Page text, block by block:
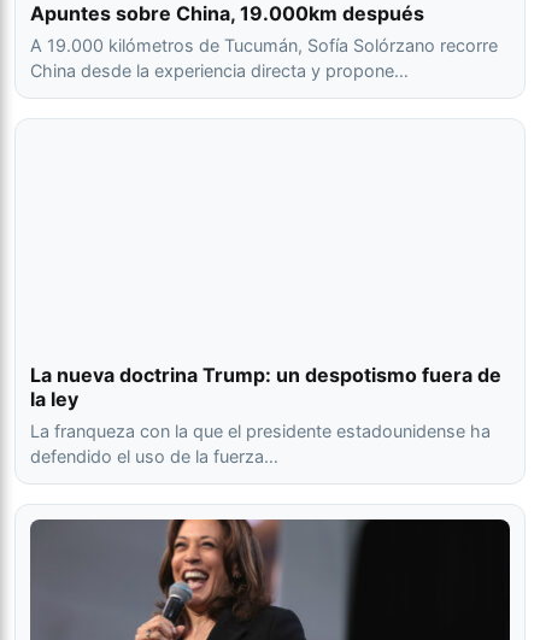
Apuntes sobre China, 19.000km después
A 19.000 kilómetros de Tucumán, Sofía Solórzano recorre
China desde la experiencia directa y propone…
La nueva doctrina Trump: un despotismo fuera de
la ley
La franqueza con la que el presidente estadounidense ha
defendido el uso de la fuerza…